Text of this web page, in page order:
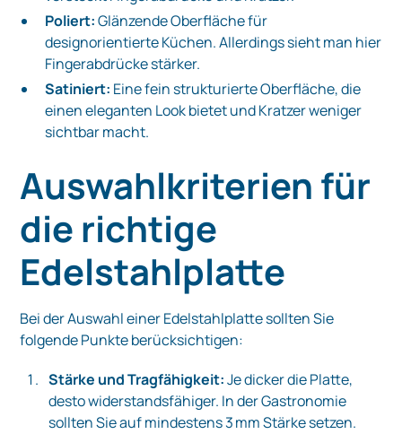
Poliert:Glänzende Oberfläche für
designorientierte Küchen. Allerdings sieht man hier
Fingerabdrücke stärker.
Satiniert: Eine fein strukturierte Oberfläche, die
einen eleganten Look bietet und Kratzer weniger
sichtbar macht.
Auswahlkriterien für
die richtige
Edelstahlplatte
Bei der Auswahl einer Edelstahlplatte sollten Sie
folgende Punkte berücksichtigen:
Stärke und Tragfähigkeit:Je dicker die Platte,
desto widerstandsfähiger. In der Gastronomie
sollten Sie auf mindestens 3 mm Stärke setzen.